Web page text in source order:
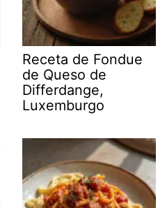
Receta de Fondue
de Queso de
Differdange,
Luxemburgo